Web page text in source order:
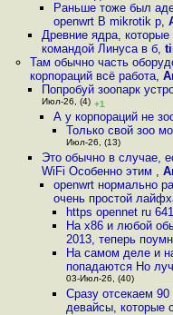
Раньше тоже был
openwrt В mikrotik р,
Древние ядра,
командой Линуса в б,
Там обычно часть
корпораций всё работа,
Попробуй зоопарк
Июл-26, (4) +1
А у корпораций не
Только свой зоо
Июл-26, (13)
Это обычно в случае,
WiFi Особенно этим ,
openwrt нормально
очень простой
https opennet ru
На x86 и любой
2013, теперь
На самом деле и
попадаются Но
03-Июл-26, (40)
Сразу отсекаем
девайсы, которые